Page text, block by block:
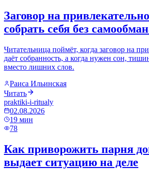
Заговор на
собрать себя без
Читательница поймёт, когда заговор на
даёт собранность, а когда нужен сон,
вместо лишних слов.
Раиса Ильинская
Читать
praktiki-i-ritualy
02.08.2026
19 мин
78
Как приворожить парня
выдает ситуацию на деле